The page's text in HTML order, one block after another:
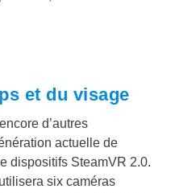
et du visage
d’autres
actuelle de
dispositifs SteamVR 2.0.
six caméras